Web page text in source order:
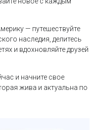
— путешествуйте
наследия, делитесь
и вдохновляйте друзей
и начните свое
жива и актуальна по